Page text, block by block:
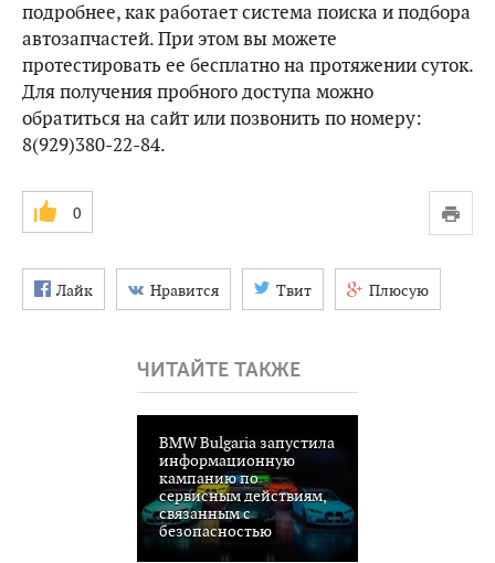
подробнее, как работает система поиска и подбора
автозапчастей. При этом вы можете
протестировать ее бесплатно на протяжении суток.
Для получения пробного доступа можно
обратиться на сайт или позвонить по номеру:
8(929)380-22-84.
0
Лайк Нравится Твит Плюсую
ЧИТАЙТЕ ТАКЖЕ
BMW Bulgaria запустила
информационную
кампанию по
сервисным действиям,
связанным с
безопасностью